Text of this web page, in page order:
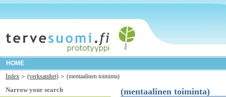
HOME
Index
(verksamhet) (mentaalinen toiminta)
Narrow your search (mentaalinen toiminta)